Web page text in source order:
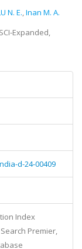
N. E.,Inan M. A.
Expanded,
d-24-00409
Index
Search Premier,